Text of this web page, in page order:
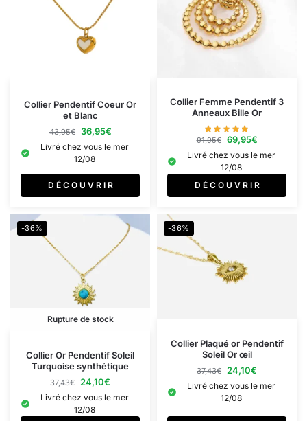
Collier Pendentif Coeur Or
et Blanc
43,95€ 36,95€
Livré chez vous le mer
12/08
D É C O U V R I R
Collier Femme Pendentif 3
Anneaux Bille Or
91,95€ 69,95€
Livré chez vous le mer
12/08
D É C O U V R I R
-36%
Rupture de stock
Collier Or Pendentif Soleil
Turquoise synthétique
37,43€ 24,10€
Livré chez vous le mer
12/08
-36%
Collier Plaqué or Pendentif
Soleil Or œil
37,43€ 24,10€
Livré chez vous le mer
12/08